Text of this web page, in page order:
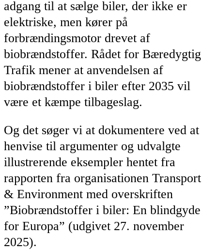
adgang til at sælge biler, der ikke er
elektriske, men kører på
forbrændingsmotor drevet af
biobrændstoffer. Rådet for Bæredygtig
Trafik mener at anvendelsen af
biobrændstoffer i biler efter 2035 vil
være et kæmpe tilbageslag.
Og det søger vi at dokumentere ved at
henvise til argumenter og udvalgte
illustrerende eksempler hentet fra
rapporten fra organisationen Transport
& Environment med overskriften
”Biobrændstoffer i biler: En blindgyde
for Europa” (udgivet 27. november
2025).